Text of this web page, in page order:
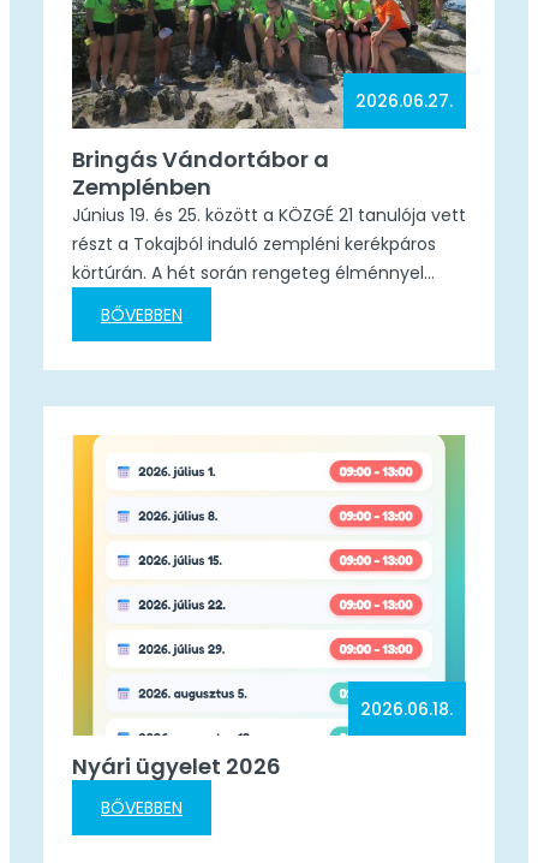
2026.06.27.
Bringás Vándortábor a
Zemplénben
Június 19. és 25. között a KÖZGÉ 21 tanulója vett
részt a Tokajból induló zempléni kerékpáros
körtúrán. A hét során rengeteg élménnyel
gazdagodtak: eveztek a Bodrogon,
meglátogattak egy gólyavédelmi központot,
nyomtattak, kalácsot gyúrtak, átkeltek Európa
második leghosszabb függőhídján, és bejártak
BŐVEBBEN
2026.06.18.
Nyári ügyelet 2026
BŐVEBBEN